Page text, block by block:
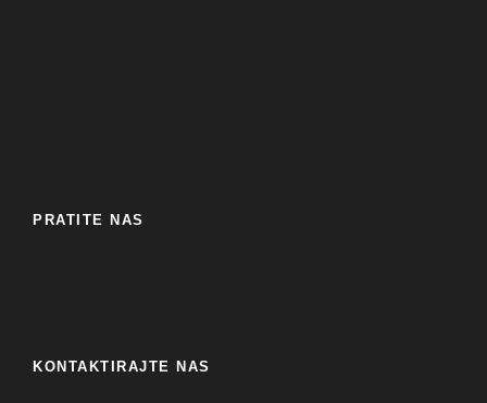
PRATITE NAS
KONTAKTIRAJTE NAS